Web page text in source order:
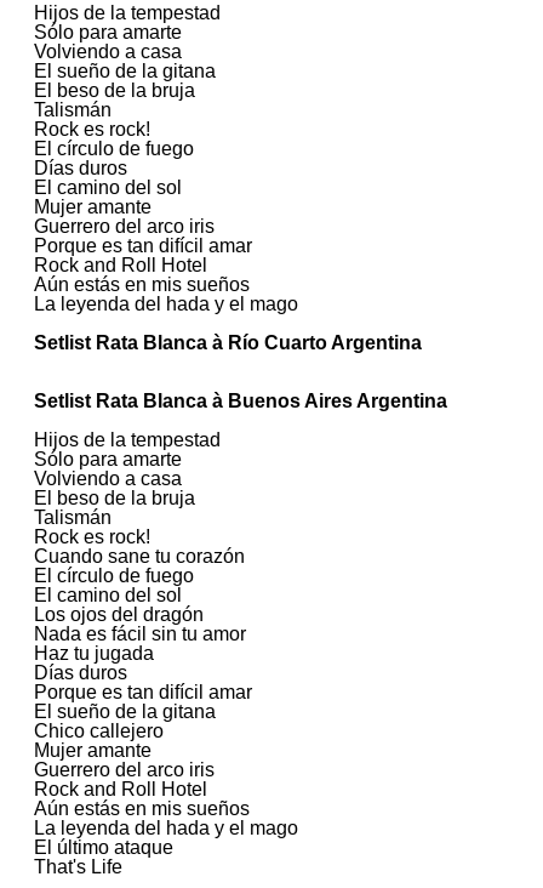
Hijos de la tempestad
Sólo para amarte
Volviendo a casa
El sueño de la gitana
El beso de la bruja
Talismán
Rock es rock!
El círculo de fuego
Días duros
El camino del sol
Mujer amante
Guerrero del arco iris
Porque es tan difícil amar
Rock and Roll Hotel
Aún estás en mis sueños
La leyenda del hada y el mago
Setlist Rata Blanca à Río Cuarto Argentina
Setlist Rata Blanca à Buenos Aires Argentina
Hijos de la tempestad
Sólo para amarte
Volviendo a casa
El beso de la bruja
Talismán
Rock es rock!
Cuando sane tu corazón
El círculo de fuego
El camino del sol
Los ojos del dragón
Nada es fácil sin tu amor
Haz tu jugada
Días duros
Porque es tan difícil amar
El sueño de la gitana
Chico callejero
Mujer amante
Guerrero del arco iris
Rock and Roll Hotel
Aún estás en mis sueños
La leyenda del hada y el mago
El último ataque
That's Life